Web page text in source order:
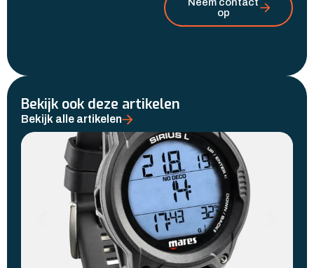
op
Bekijk ook deze artikelen
Bekijk alle artikelen